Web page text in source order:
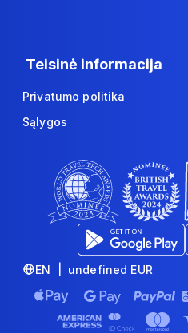
Teisinė informacija
Privatumo politika
Sąlygos
EN | undefined EUR